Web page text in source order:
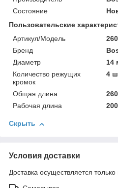
Состояние
Пользовательские
Артикул/Модель
Бренд
Диаметр
14
Количество режущих
кромок
4
Общая длина
Рабочая длина
Скрыть
Условия доставки
Доставка осуществляется